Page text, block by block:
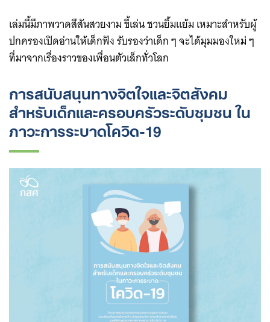
เล่มนี้มีภาพวาดสีสันสวยงาม ขี้เล่น ชวนยิ้มแย้ม เหมาะสำหรับผู้
ปกครองเปิดอ่านให้เด็กฟัง รับรองว่าเด็ก ๆ จะได้มุมมองใหม่ ๆ
ที่มาจากเรื่องราวของเพื่อนตัวเล็กทั่วโลก
การสนับสนุนทางจิตใจและจิตสังคม
สำหรับเด็กและครอบครัวระดับชุมชน ใน
ภาวะการระบาดโควิด-19